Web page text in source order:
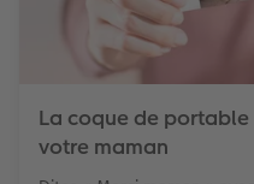
La coque de
votre maman